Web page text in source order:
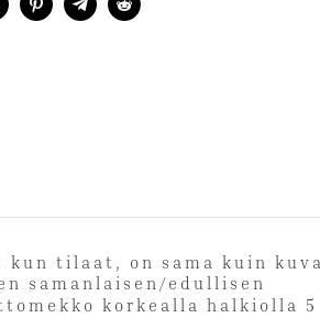
tilaat, on sama kuin
samanlaisen/